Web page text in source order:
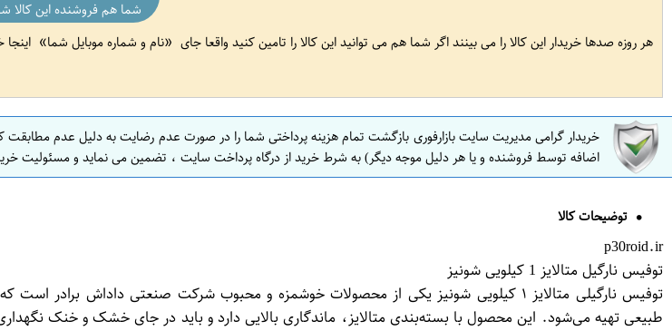
شما هم فروشنده این کالا
هر روزه صدها خریدار این کالا را می بینند اگر شما هم می توانید این کالا را تامین کنید واقعا جای
نام و شماره موبایل شما
خریدار گرامی مدیریت سایت بازارفوری بازگشت تمام هزینه پرداختی شما را در صورت عدم رضایت به دلیل عدم
اضافه توسط فروشنده و یا هر دلیل موجه دیگر) به شرط خرید از درگاه پرداخت سایت ، تضمین می نماید و مسئولیت
توضیحات کالا
p30roid.ir
توفیس نارگیل متالایز 1 کیلویی شونیز
توفیس نارگیلی متالایز ۱ کیلویی شونیز یکی از محصولات خوشمزه و محبوب شرکت صنعتی داداش